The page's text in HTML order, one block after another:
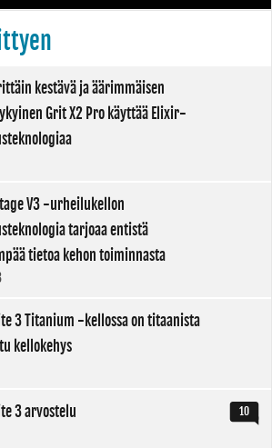
kestävä ja äärimmäisen
Grit X2 Pro käyttää Elixir-
V3 -urheilukellon
tarjoaa entistä
tietoa kehon toiminnasta
3 Titanium -kellossa on titaanista
kellokehys
10
3 arvostelu